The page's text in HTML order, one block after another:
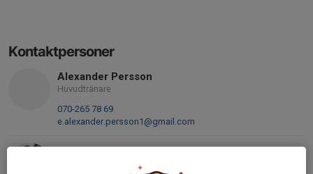
Kontaktpersoner
Alexander Persson
Huvudtränare
070-265 78 69
e.alexander.persson1@gmail.com
Hampik Morad
Chefstränare P15-19 Akademi